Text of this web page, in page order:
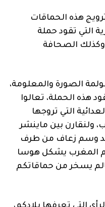
هذه الحماقات
التي تقود حملة
الصحافة
الصورة والمعلومة،
هذه الحملة، تعالوا
التي تروجها
ولنقارن بين ماينشر
وسم زعاف من طرف
المغرب يشكل هوسا
يسخر من حماقاتكم